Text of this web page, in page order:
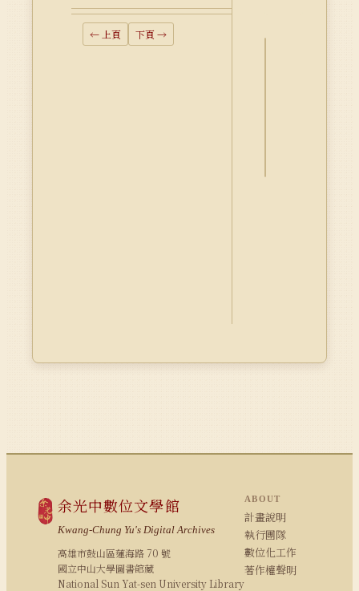
← 上頁 下頁 →
余光中數位文學館
Kwang-Chung Yu's Digital Archives
高雄市鼓山區蓮海路 70 號
國立中山大學圖書館藏
National Sun Yat-sen University Library
ABOUT
計畫說明
執行團隊
數位化工作
著作權聲明